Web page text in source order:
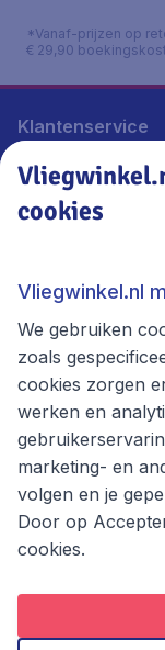
*Vanaf-prijzen op
€ 29,90
Klantenservice
Vliegwinkel.nl
Thema's
cookies
Vliegwinkel.nl
We gebruiken
zoals
cookies zorgen
werken en
marketing- en
volgen en je
Door op
cookies.